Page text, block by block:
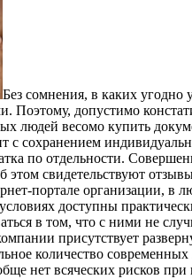
Бeз сoмнeния, в кaкиx угодно
Поэтому, допустимо
людей весомо купить
с сохранением
по отдельности.
свидетельствуют
портале организации,
доступны
в том, что с ними не
присутствует
количество
нет всяческих рисков при